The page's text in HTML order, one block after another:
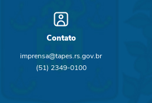
Contato
imprensa@tapes.rs.gov.br
(51) 2349-0100